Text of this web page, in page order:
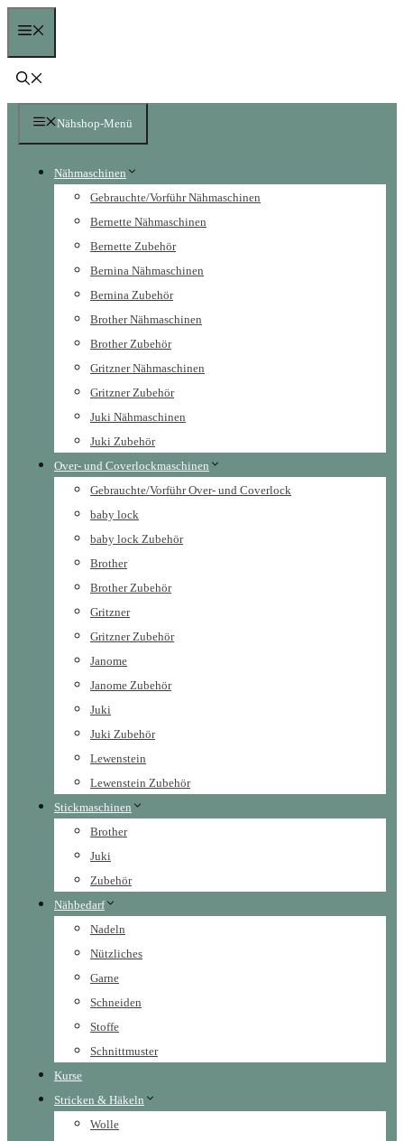
springen
Nähshop-Menü
Nähmaschinen
Gebrauchte/Vorführ Nähmaschinen
Bernette Nähmaschinen
Bernette Zubehör
Bernina Nähmaschinen
Bernina Zubehör
Brother Nähmaschinen
Brother Zubehör
Gritzner Nähmaschinen
Gritzner Zubehör
Juki Nähmaschinen
Juki Zubehör
Over- und Coverlockmaschinen
Gebrauchte/Vorführ Over- und Coverlock
baby lock
baby lock Zubehör
Brother
Brother Zubehör
Gritzner
Gritzner Zubehör
Janome
Janome Zubehör
Juki
Juki Zubehör
Lewenstein
Lewenstein Zubehör
Stickmaschinen
Brother
Juki
Zubehör
Nähbedarf
Nadeln
Nützliches
Garne
Schneiden
Stoffe
Schnittmuster
Kurse
Stricken & Häkeln
Wolle